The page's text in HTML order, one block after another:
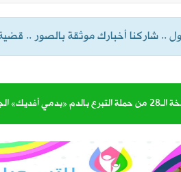
.. شاركنا أخبارك موثقة بالصور .. قضية ..
ولمدة يومين
طلبات القبول للعام الجامعي 1448هـ عبر منصة «قبول»